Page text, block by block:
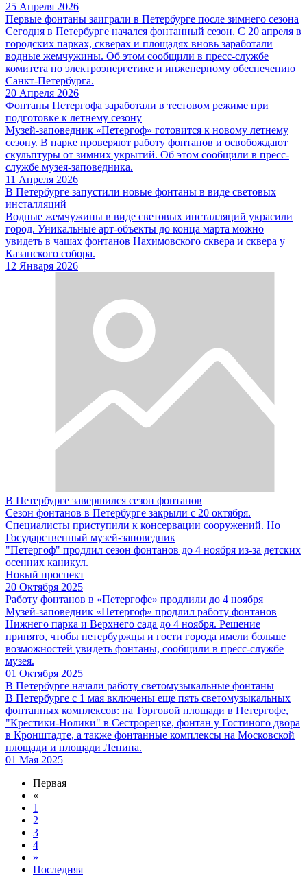
25 Апреля 2026
Первые фонтаны заиграли в Петербурге после зимнего сезона
Сегодня в Петербурге начался фонтанный сезон. С 20 апреля в
городских парках, скверах и площадях вновь заработали
водные жемчужины. Об этом сообщили в пресс-службе
комитета по электроэнергетике и инженерному обеспечению
Санкт-Петербурга.
20 Апреля 2026
Фонтаны Петергофа заработали в тестовом режиме при
подготовке к летнему сезону
Музей-заповедник «Петергоф» готовится к новому летнему
сезону. В парке проверяют работу фонтанов и освобождают
скульптуры от зимних укрытий. Об этом сообщили в пресс-
службе музея-заповедника.
11 Апреля 2026
В Петербурге запустили новые фонтаны в виде световых
инсталляций
Водные жемчужины в виде световых инсталляций украсили
город. Уникальные арт-объекты до конца марта можно
увидеть в чашах фонтанов Нахимовского сквера и сквера у
Казанского собора.
12 Января 2026
В Петербурге завершился сезон фонтанов
Сезон фонтанов в Петербурге закрыли с 20 октября.
Специалисты приступили к консервации сооружений. Но
Государственный музей-заповедник
"Петергоф" продлил сезон фонтанов до 4 ноября из-за детских
осенних каникул.
Новый проспект
20 Октября 2025
Работу фонтанов в «Петергофе» продлили до 4 ноября
Музей-заповедник «Петергоф» продлил работу фонтанов
Нижнего парка и Верхнего сада до 4 ноября. Решение
принято, чтобы петербуржцы и гости города имели больше
возможностей увидеть фонтаны, сообщили в пресс-службе
музея.
01 Октября 2025
В Петербурге начали работу светомузыкальные фонтаны
В Петербурге с 1 мая включены еще пять cветомузыкальных
фонтанных комплексов: на Торговой площади в Петергофе,
"Крестики-Нолики" в Сестрорецке, фонтан у Гостиного двора
в Кронштадте, а также фонтанные комплексы на Московской
площади и площади Ленина.
01 Мая 2025
Первая
«
1
2
3
4
»
Последняя